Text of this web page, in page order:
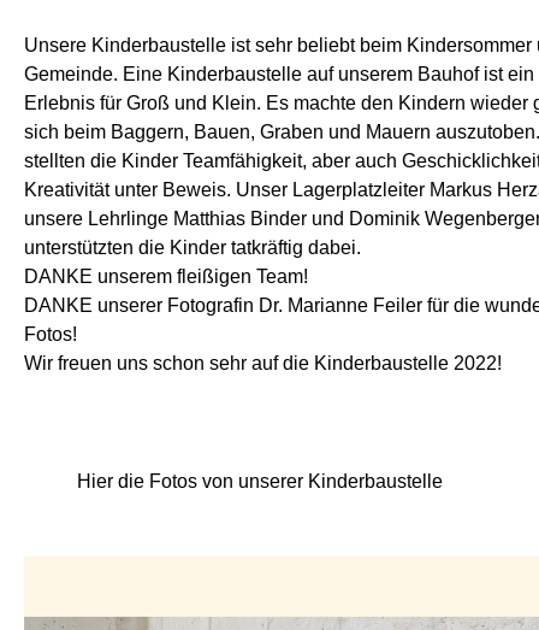
Unsere Kinderbaustelle ist sehr beliebt beim Kindersommer
Gemeinde. Eine Kinderbaustelle auf unserem Bauhof ist
Erlebnis für Groß und Klein. Es machte den Kindern wieder
sich beim Baggern, Bauen, Graben und Mauern
stellten die Kinder Teamfähigkeit, aber auch
Kreativität unter Beweis. Unser Lagerplatzleiter Markus
unsere Lehrlinge Matthias Binder und Dominik
unterstützten die Kinder tatkräftig dabei.
DANKE unserem fleißigen Team!
DANKE unserer Fotografin Dr. Marianne Feiler für die
Fotos!
Wir freuen uns schon sehr auf die Kinderbaustelle 2022!
Hier die Fotos von unserer Kinderbaustelle